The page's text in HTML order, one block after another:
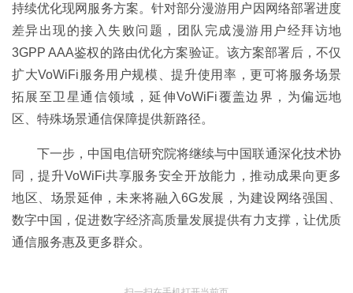
持续优化现网服务方案。针对部分漫游用户因网络部署进度
差异出现的接入失败问题，团队完成漫游用户经拜访地
3GPP AAA鉴权的路由优化方案验证。该方案部署后，不仅
扩大VoWiFi服务用户规模、提升使用率，更可将服务场景
拓展至卫星通信领域，延伸VoWiFi覆盖边界，为偏远地
区、特殊场景通信保障提供新路径。
下一步，中国电信研究院将继续与中国联通深化技术协
同，提升VoWiFi共享服务安全开放能力，推动成果向更多
地区、场景延伸，未来将融入6G发展，为建设网络强国、
数字中国，促进数字经济高质量发展提供有力支撑，让优质
通信服务惠及更多群众。